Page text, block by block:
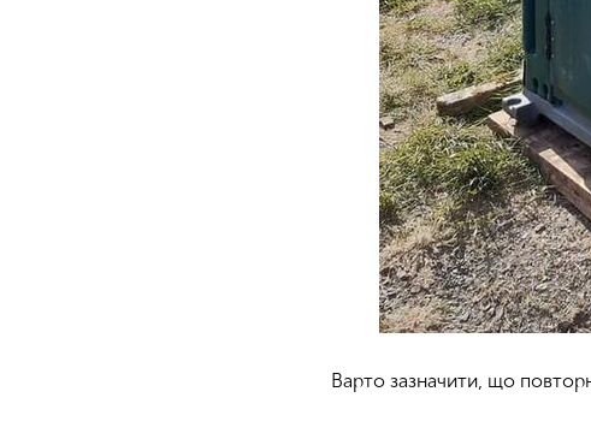
Варто зазначити, що